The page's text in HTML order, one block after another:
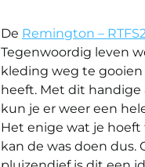
De Remington –
Tegenwoordig leven
kleding weg te
heeft. Met dit handige
kun je er weer een
Het enige wat je
kan de was doen